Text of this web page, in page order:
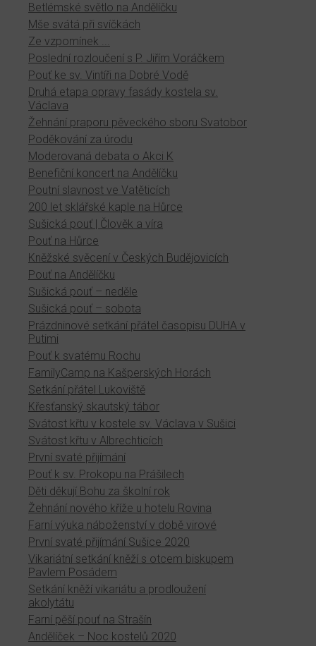
Betlémské světlo na Andělíčku
Mše svátá při svíčkách
Ze vzpomínek ...
Poslední rozloučení s P. Jiřím Voráčkem
Pouť ke sv. Vintíři na Dobré Vodě
Druhá etapa opravy fasády kostela sv.
Václava
Žehnání praporu pěveckého sboru Svatobor
Poděkování za úrodu
Moderovaná debata o Akci K
Benefiční koncert na Andělíčku
Poutní slavnost ve Vatěticích
200 let sklářské kaple na Hůrce
Sušická pouť | Člověk a víra
Pouť na Hůrce
Kněžské svěcení v Českých Budějovicích
Pouť na Andělíčku
Sušická pouť – neděle
Sušická pouť – sobota
Prázdninové setkání přátel časopisu DUHA v
Putimi
Pouť k svatému Rochu
FamilyCamp na Kašperských Horách
Setkání přátel Lukoviště
Křesťanský skautský tábor
Svátost křtu v kostele sv. Václava v Sušici
Svátost křtu v Albrechticích
První svaté přijímání
Pouť k sv. Prokopu na Prášilech
Děti děkují Bohu za školní rok
Žehnání nového kříže u hotelu Rovina
Farní výuka náboženství v době virové
První svaté přijímání Sušice 2020
Vikariátní setkání kněží s otcem biskupem
Pavlem Posádem
Setkání kněží vikariátu a prodloužení
akolytátu
Farní pěší pouť na Strašín
Andělíček – Noc kostelů 2020